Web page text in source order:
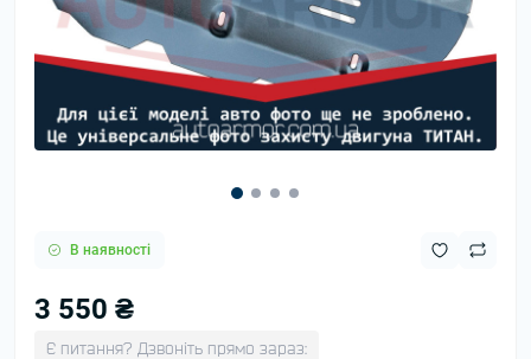
В наявності
3 550 ₴
Є питання? Дзвоніть прямо зараз: